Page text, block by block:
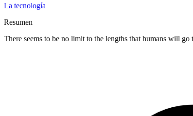
La tecnología
Resumen
There seems to be no limit to the lengths that humans will